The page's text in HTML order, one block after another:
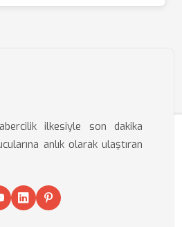
ilkesiyle son dakika
anlık olarak ulaştıran